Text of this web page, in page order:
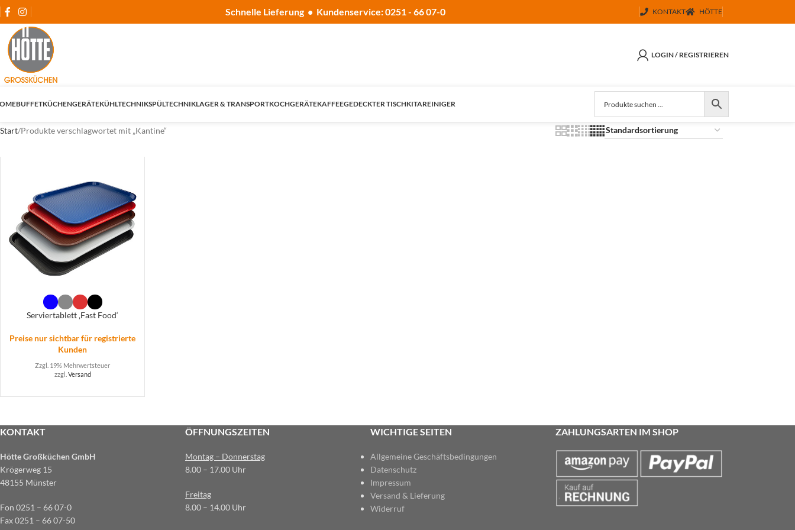
Schnelle Lieferung • Kundenservice: 0251 - 66 07-0 KONTAKT HÖTTE
LOGIN / REGISTRIEREN
BUFFETKÜCHENGERÄTEKÜHLTECHNIKSPÜLTECHNIKLAGER & TRANSPORTKOCHGERÄTEKAFFEEGEDECKTER TISCHKITAREINIGER
Start Produkte verschlagwortet mit „Kantine“
Serviertablett ‚Fast Food‘
Preise nur sichtbar für registrierte
Kunden
Zzgl. 19% Mehrwertsteuer
zzgl. Versand
KONTAKT
Hötte Großküchen GmbH
Krögerweg 15
48155 Münster
Fon 0251 – 66 07-0
Fax 0251 – 66 07-50
ÖFFNUNGSZEITEN
Montag – Donnerstag
8.00 – 17.00 Uhr
Freitag
8.00 – 14.00 Uhr
WICHTIGE SEITEN
Allgemeine Geschäftsbedingungen
Datenschutz
Impressum
Versand & Lieferung
Widerruf
ZAHLUNGSARTEN IM SHOP